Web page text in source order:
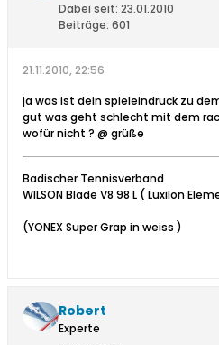
Dabei seit: 23.01.2010
Beiträge: 601
21.11.2010, 22:56
ja was ist dein spieleindruck zu
gut was geht schlecht mit dem
wofür nicht ? @ grüße
Badischer Tennisverband
WILSON Blade V8 98 L ( Luxilon
(YONEX Super Grap in weiss )
Robert
Experte